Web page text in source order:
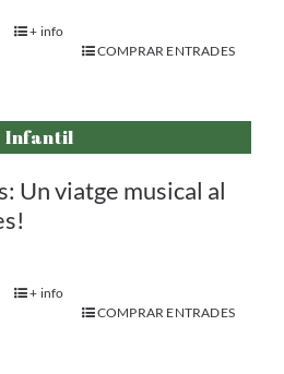
+ info
COMPRAR ENTRADES
Infantil
Un viatge musical al
+ info
COMPRAR ENTRADES